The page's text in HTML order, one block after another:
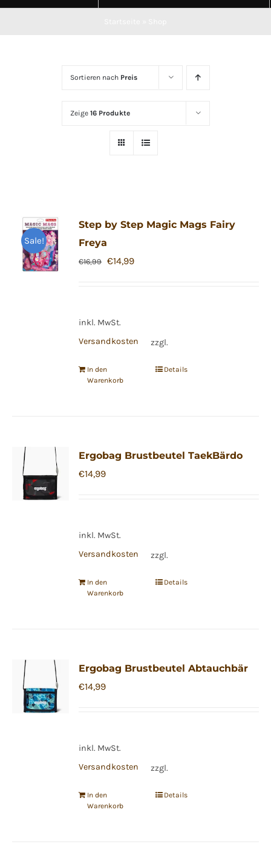
Sortieren nach Preis
Zeige 16 Produkte
Sale!
Step by Step Magic Mags Fairy
Freya
€16,99 Ursprünglicher
€14,99Aktueller
inkl. MwSt.
zzgl.
Versandkosten
In den
Warenkorb
Details
Ergobag Brustbeutel TaekBärdo
€14,99
inkl. MwSt.
zzgl.
Versandkosten
In den
Warenkorb
Details
Ergobag Brustbeutel Abtauchbär
€14,99
inkl. MwSt.
zzgl.
Versandkosten
In den
Warenkorb
Details